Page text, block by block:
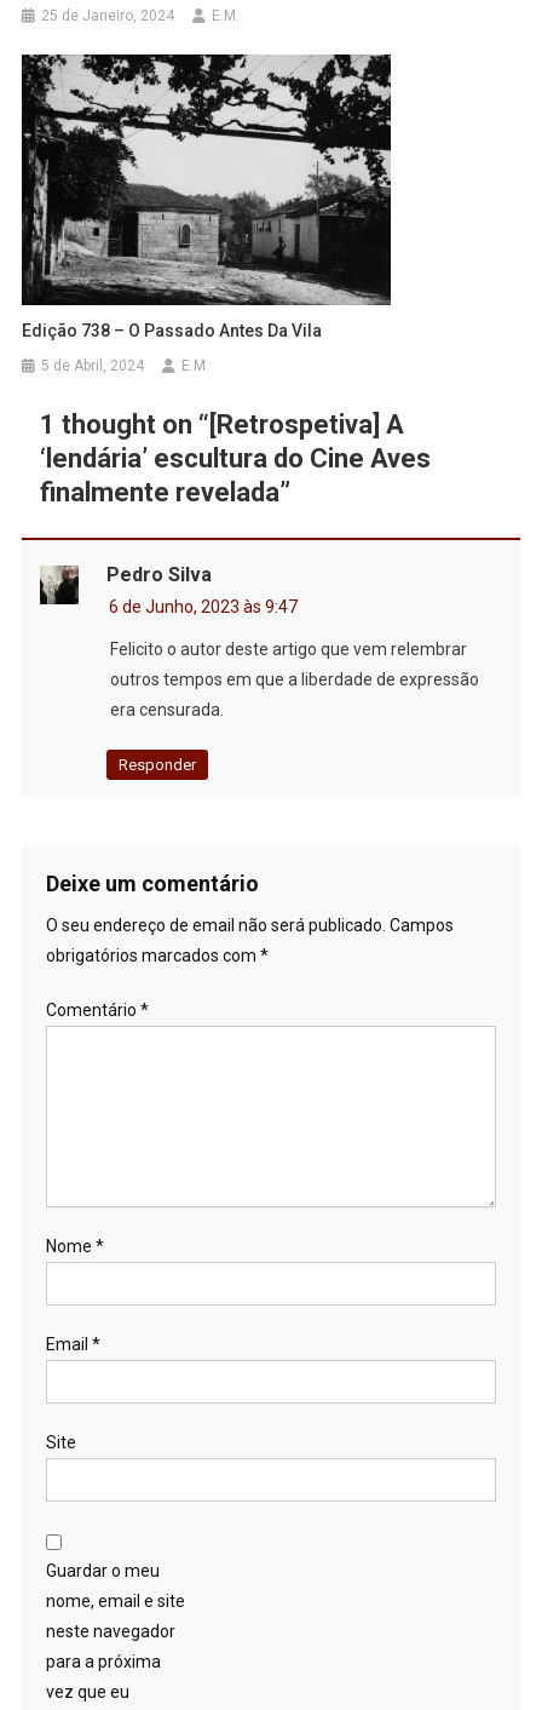
25 de Janeiro, 2024 E.M.
Edição 738 – O Passado Antes Da Vila
5 de Abril, 2024 E.M.
1 thought on “ [Retrospetiva] A
‘lendária’ escultura do Cine Aves
finalmente revelada”
Pedro Silva
6 de Junho, 2023 às 9:47
Felicito o autor deste artigo que vem relembrar
outros tempos em que a liberdade de expressão
era censurada.
Responder
Deixe um comentário
O seu endereço de email não será publicado. Campos
obrigatórios marcados com *
Comentário *
Nome *
Email *
Site
Guardar o meu
nome, email e site
neste navegador
para a próxima
vez que eu